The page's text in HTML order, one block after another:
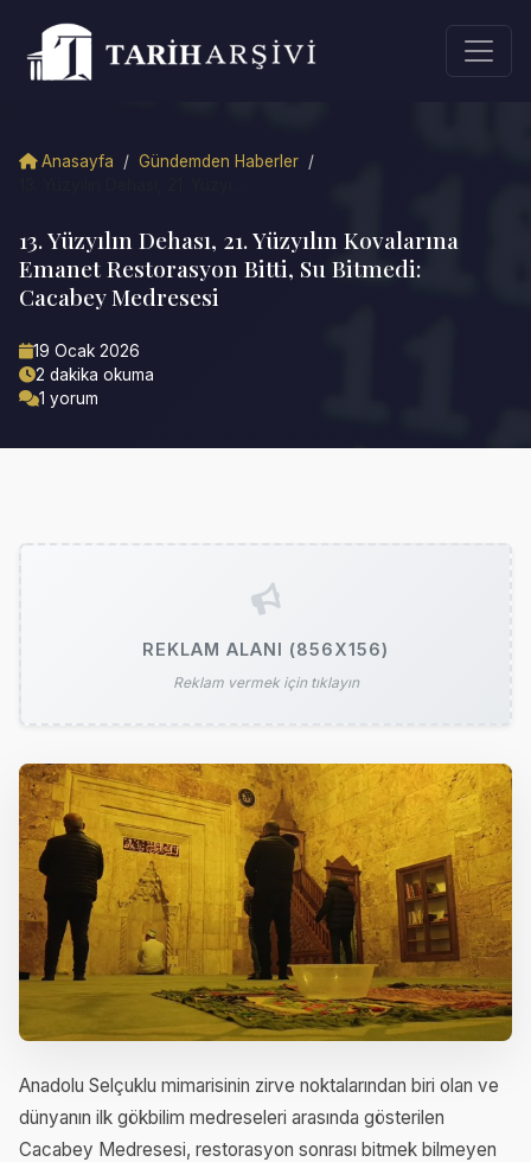
Anasayfa / Gündemden Haberler /
13. Yüzyılın Dehası, 21. Yüzyılın Kovalarına
Emanet Restorasyon Bitti, Su Bitmedi:
Cacabey Medresesi
19 Ocak 2026
2 dakika okuma
1 yorum
REKLAM ALANI (856X156)
Reklam vermek için tıklayın
Anadolu Selçuklu mimarisinin zirve noktalarından biri olan ve
dünyanın ilk gökbilim medreseleri arasında gösterilen
Cacabey Medresesi, restorasyon sonrası bitmek bilmeyen